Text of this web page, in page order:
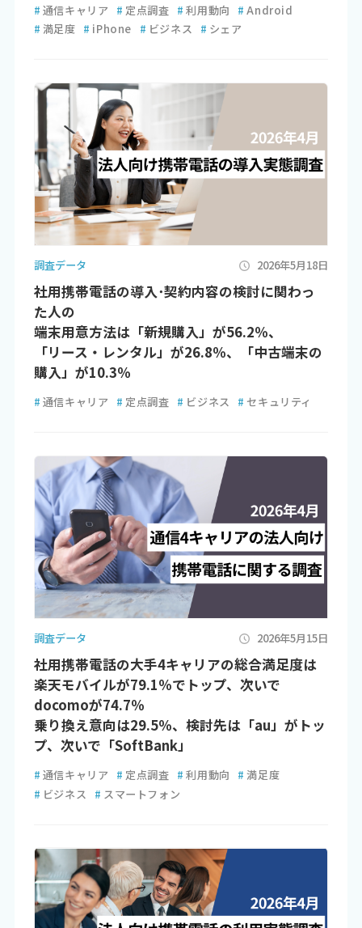
# 通信キャリア # 定点調査 # 利用動向 # Android
# 満足度 # iPhone # ビジネス # シェア
調査データ 2026年5月18日
社用携帯電話の導入･契約内容の検討に関わっ
た人の
端末用意方法は「新規購入」が56.2％、
「リース・レンタル」が26.8％、「中古端末の
購入」が10.3％
# 通信キャリア # 定点調査 # ビジネス # セキュリティ
調査データ 2026年5月15日
社用携帯電話の大手4キャリアの総合満足度は
楽天モバイルが79.1％でトップ、次いで
docomoが74.7％
乗り換え意向は29.5％、検討先は「au」がトッ
プ、次いで「SoftBank」
# 通信キャリア # 定点調査 # 利用動向 # 満足度
# ビジネス # スマートフォン